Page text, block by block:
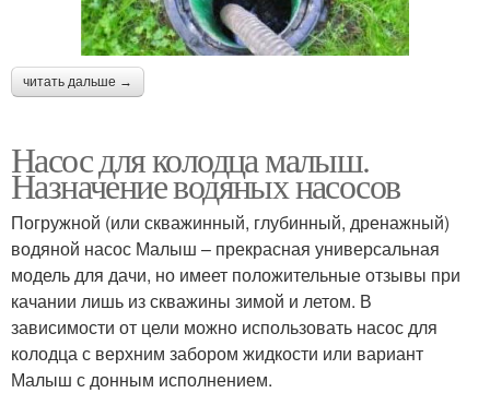
читать дальше →
Насос для колодца малыш.
Назначение водяных насосов
Погружной (или скважинный, глубинный, дренажный)
водяной насос Малыш – прекрасная универсальная
модель для дачи, но имеет положительные отзывы при
качании лишь из скважины зимой и летом. В
зависимости от цели можно использовать насос для
колодца с верхним забором жидкости или вариант
Малыш с донным исполнением.